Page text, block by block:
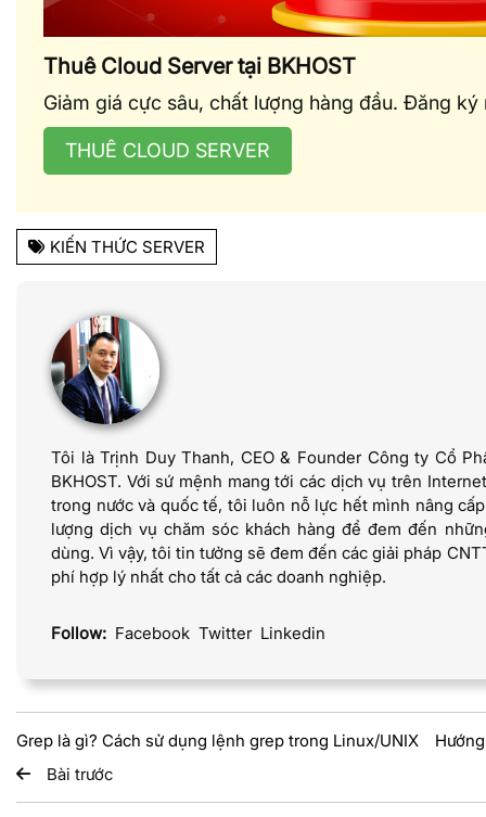
Thuê Cloud Server tại BKHOST
Giảm giá cực sâu, chất lượng hàng đầu. Đăng ký
THUÊ CLOUD SERVER
KIẾN THỨC SERVER
Tôi là Trịnh Duy Thanh, CEO & Founder Công ty Cổ
BKHOST. Với sứ mệnh mang tới các dịch vụ trên
trong nước và quốc tế, tôi luôn nỗ lực hết mình nâng
lượng dịch vụ chăm sóc khách hàng để đem đến
dùng. Vì vậy, tôi tin tưởng sẽ đem đến các giải pháp
phí hợp lý nhất cho tất cả các doanh nghiệp.
Follow: Facebook Twitter Linkedin
Grep là gì? Cách sử dụng lệnh grep trong Linux/UNIX
Bài trước